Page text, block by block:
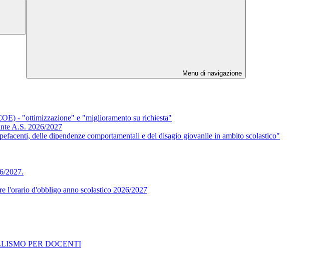
Menu di navigazione
- "ottimizzazione" e "miglioramento su richiesta"
A.S. 2026/2027
delle dipendenze comportamentali e del disagio giovanile in ambito scolastico"
2027.
l'orario d'obbligo anno scolastico 2026/2027
PER DOCENTI